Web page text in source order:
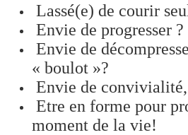
Lassé(e) de courir
Envie de progresser ?
Envie de
« boulot »?
Envie de
Etre en forme pour
moment de la vie!